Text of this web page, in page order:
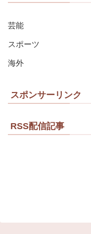
芸能
スポーツ
海外
スポンサーリンク
RSS配信記事